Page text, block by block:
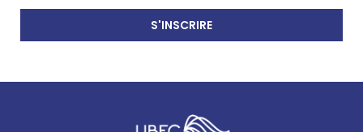
S'INSCRIRE